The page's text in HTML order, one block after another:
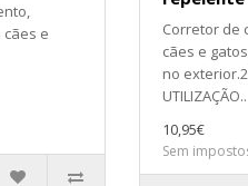
e
Corretor de
cães e
no
UTILIZAÇÃO..
10,95€
Sem